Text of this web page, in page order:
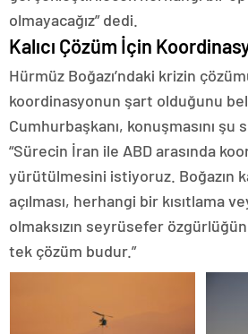
olmayacağız” dedi.
Kalıcı Çözüm İçin
Hürmüz Boğazı’ndaki krizin
koordinasyonun şart olduğunu
Cumhurbaşkanı, konuşmasını
“Sürecin İran ile ABD arasında
yürütülmesini istiyoruz. Boğazın
açılması, herhangi bir kısıtlama
olmaksızın seyrüsefer
tek çözüm budur.”